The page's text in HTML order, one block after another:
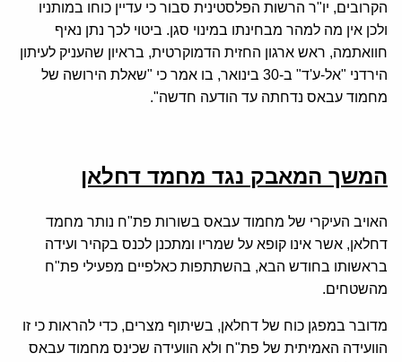
הקרובים, יו"ר הרשות הפלסטינית סבור כי עדיין כוחו במותניו
ולכן אין מה למהר מבחינתו במינוי סגן. ביטוי לכך נתן נאיף
חוואתמה, ראש ארגון החזית הדמוקרטית, בראיון שהעניק לעיתון
הירדני "אל-ע'ד" ב-30 בינואר, בו אמר כי "שאלת הירושה של
מחמוד עבאס נדחתה עד הודעה חדשה".
המשך המאבק נגד מחמד דחלאן
האויב העיקרי של מחמוד עבאס בשורות פת"ח נותר מחמד
דחלאן, אשר אינו קופא על שמריו ומתכנן לכנס בקהיר ועידה
בראשותו בחודש הבא, בהשתתפות כאלפיים מפעילי פת"ח
מהשטחים.
מדובר במפגן כוח של דחלאן, בשיתוף מצרים, כדי להראות כי זו
הוועידה האמיתית של פת"ח ולא הוועידה שכינס מחמוד עבאס